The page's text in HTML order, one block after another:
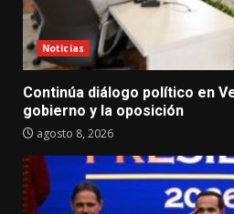
Noticias
Continúa diálogo político en
gobierno y la oposición
agosto 8, 2026